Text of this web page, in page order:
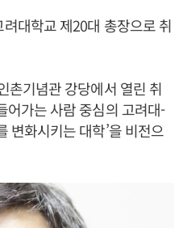
대학교 제20대 총장으로 취
촌기념관 강당에서 열린 취
어가는 사람 중심의 고려대-
변화시키는 대학’을 비전으